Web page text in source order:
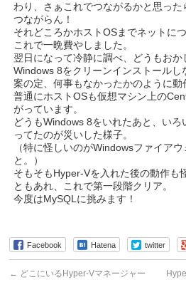
わり、さぁこれでつながるかと思った
つながらん！
それどころかホストOSまでネットに
これで一晩費やしました。
翌日になって冷静に調べ、どうもおか
Windows 8をクリーンインストールし
案の定、何事もなかったかのように動
普通にホストOSも仮想マシン上の
がっています。
どうもWindows 8をいれたあと、いろ
ってたのが災いした様子。
（特に怪しいのがWindowsファイア
と。）
そもそもHyper-Vを入れた後の動作も
ともあれ、これで第一段階クリア。
今度はMySQLに挑みます！
Facebook Hatena twitter
← どこにいるHyper-Vマネージャー